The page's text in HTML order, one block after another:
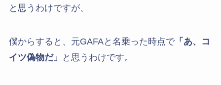
と思うわけですが、
僕からすると、元GAFAと名乗った時点で「あ、コ
イツ偽物だ」
と思うわけです。